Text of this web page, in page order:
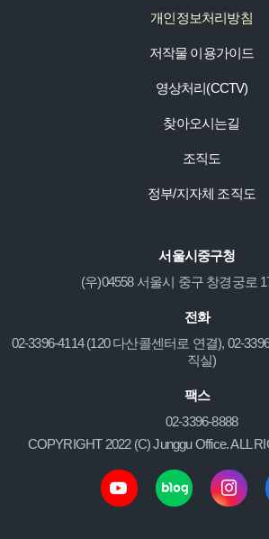
개인정보처리방침
저작물 이용가이드
영상처리(CCTV)
찾아오시는길
조직도
정부/지자체 조직도
서울시중구청
(우)04558 서울시 중구 창경궁로
전화
02-3396-4114 (120 다산콜센터로 연결), 02-
직실)
팩스
02-3396-8888
COPYRIGHT 2022 (C) Junggu Office. ALL